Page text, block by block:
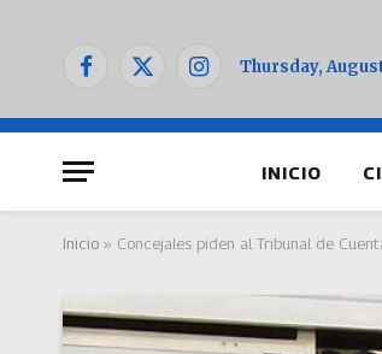
Facebook
X
Instagram
Thursday,
INICIO
Inicio » Concejales piden al Tribunal de